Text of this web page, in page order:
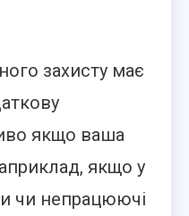
захисту має
якщо ваша
якщо у
чи непрацюючі